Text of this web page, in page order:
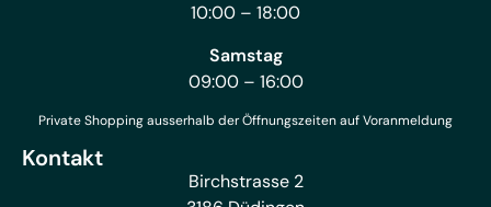
10:00 – 18:00
Samstag
09:00 – 16:00
Private Shopping ausserhalb der Öffnungszeiten auf Voranmeldung
Kontakt
Birchstrasse 2